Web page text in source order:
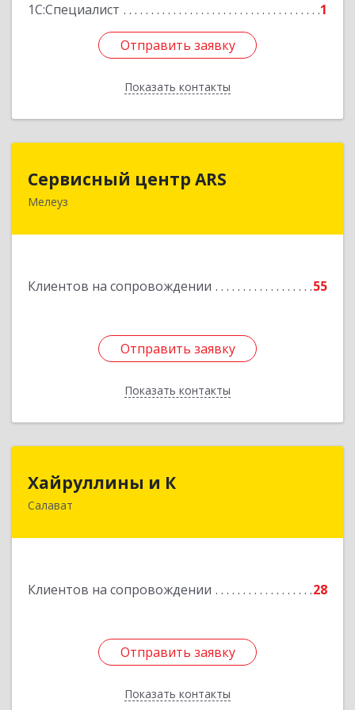
1С:Специалист 1
Отправить заявку
Показать контакты
Отправить заявку
Назад
Сервисный центр ARS
Мелеуз
Клиентов на сопровождении 55
Отправить заявку
Показать контакты
Отправить заявку
Назад
Хайруллины и К
Салават
Клиентов на сопровождении 28
Отправить заявку
Показать контакты
Отправить заявку
Назад